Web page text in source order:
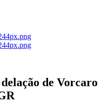
de Vorcaro